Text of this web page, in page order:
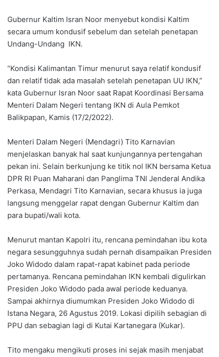
Gubernur Kaltim Isran Noor menyebut kondisi Kaltim
secara umum kondusif sebelum dan setelah penetapan
Undang-Undang IKN.
“Kondisi Kalimantan Timur menurut saya relatif kondusif
dan relatif tidak ada masalah setelah penetapan UU IKN,”
kata Gubernur Isran Noor saat Rapat Koordinasi Bersama
Menteri Dalam Negeri tentang IKN di Aula Pemkot
Balikpapan, Kamis (17/2/2022).
Menteri Dalam Negeri (Mendagri) Tito Karnavian
menjelaskan banyak hal saat kunjungannya pertengahan
pekan ini. Selain berkunjung ke titik nol IKN bersama Ketua
DPR RI Puan Maharani dan Panglima TNI Jenderal Andika
Perkasa, Mendagri Tito Karnavian, secara khusus ia juga
langsung menggelar rapat dengan Gubernur Kaltim dan
para bupati/wali kota.
Menurut mantan Kapolri itu, rencana pemindahan ibu kota
negara sesungguhnya sudah pernah disampaikan Presiden
Joko Widodo dalam rapat-rapat kabinet pada periode
pertamanya. Rencana pemindahan IKN kembali digulirkan
Presiden Joko Widodo pada awal periode keduanya.
Sampai akhirnya diumumkan Presiden Joko Widodo di
Istana Negara, 26 Agustus 2019. Lokasi dipilih sebagian di
PPU dan sebagian lagi di Kutai Kartanegara (Kukar).
Tito mengaku mengikuti proses ini sejak masih menjabat